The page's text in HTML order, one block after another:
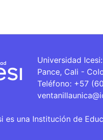
Universidad
Pance, Cali -
Teléfono: +57
es una Institución de